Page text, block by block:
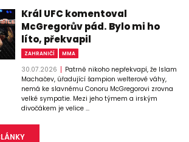
Král UFC komentoval
McGregorův pád. Bylo mi ho
líto, překvapil
ZAHRANIČÍ MMA
30.07.2026
Patrně nikoho nepřekvapí, že Islam
Machačev, úřadující šampion welterové váhy,
nemá ke slavnému Conoru McGregorovi zrovna
velké sympatie. Mezi jeho týmem a irským
divočákem je velice ...